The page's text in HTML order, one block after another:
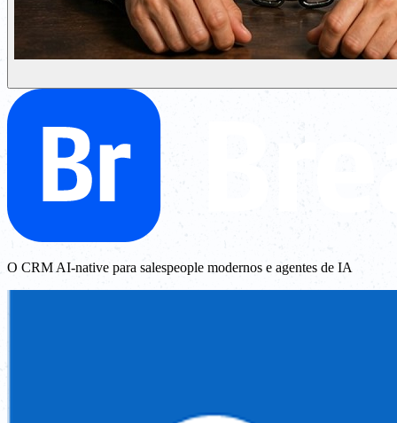
O CRM AI-native para salespeople modernos e agentes de IA